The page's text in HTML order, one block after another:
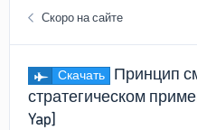
Скоро на сайте
Скачать
Принцип
стратегическом
Yap]